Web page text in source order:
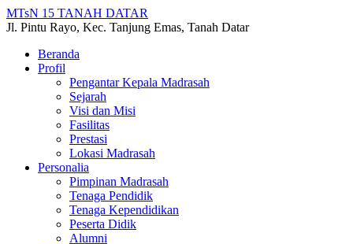
MTsN 15 TANAH DATAR
Jl. Pintu Rayo, Kec. Tanjung Emas, Tanah Datar
Beranda
Profil
Pengantar Kepala Madrasah
Sejarah
Visi dan Misi
Fasilitas
Prestasi
Lokasi Madrasah
Personalia
Pimpinan Madrasah
Tenaga Pendidik
Tenaga Kependidikan
Peserta Didik
Alumni